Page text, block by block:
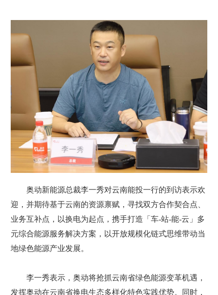
奥动新能源总裁李一秀对云南能投一行的到访表示欢
迎，并期待基于云南的资源禀赋，寻找双方合作契合点、
业务互补点，以换电为起点，携手打造「车-站-能-云」多
元综合能源服务解决方案，以开放规模化链式思维带动当
地绿色能源产业发展。
李一秀表示，奥动将抢抓云南省绿色能源变革机遇，
发挥奥动在云南省换电生态多样化特色实践优势。同时，